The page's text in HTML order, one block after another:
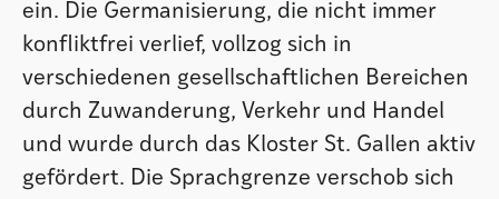
ein. Die Germanisierung, die nicht immer
konfliktfrei verlief, vollzog sich in
verschiedenen gesellschaftlichen Bereichen
durch Zuwanderung, Verkehr und Handel
und wurde durch das Kloster St. Gallen aktiv
gefördert. Die Sprachgrenze verschob sich